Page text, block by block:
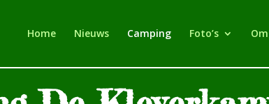
Home Nieuws Camping Foto’s